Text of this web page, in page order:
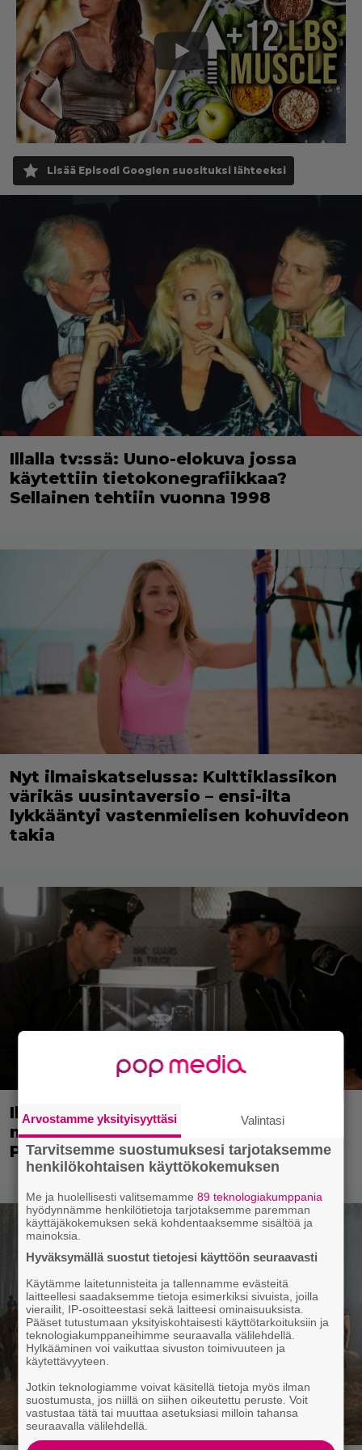
Lisää Episodi Googlen suosituksi lähteeksi
Illalla tv:ssä: Uuno-elokuva jossa
käytettiin tietokonegrafiikkaa?
Sellainen tehtiin vuonna 1998
Nyt ilmaiskatselussa: Kulttiklassikon
värikäs uusintaversio – ensi-ilta
lykkääntyi vastenmielisen kohuvideon
takia
Illalla tv:ssä: Poliisiopiston jatko-osa
missasi tulevan tähtinäyttelijän – Bill
Paxton valitsi scifi-klassikon
Arvostamme yksityisyyttäsi Valintasi
Tarvitsemme suostumuksesi tarjotaksemme
henkilökohtaisen käyttökokemuksen
Me ja huolellisesti valitsemamme89 teknologiakumppania
hyödynnämme henkilötietoja tarjotaksemme paremman
käyttäjäkokemuksen sekä kohdentaaksemme sisältöä ja
mainoksia.
Hyväksymällä suostut tietojesi käyttöön seuraavasti
Käytämme laitetunnisteita ja tallennamme evästeitä
laitteellesi saadaksemme tietoja esimerkiksi sivuista, joilla
vierailit, IP-osoitteestasi sekä laitteesi ominaisuuksista.
Pääset tutustumaan yksityiskohtaisesti käyttötarkoituksiin ja
teknologiakumppaneihimme seuraavalla välilehdellä.
Hylkääminen voi vaikuttaa sivuston toimivuuteen ja
käytettävyyteen.
Jotkin teknologiamme voivat käsitellä tietoja myös ilman
suostumusta, jos niillä on siihen oikeutettu peruste. Voit
vastustaa tätä tai muuttaa asetuksiasi milloin tahansa
seuraavalla välilehdellä.